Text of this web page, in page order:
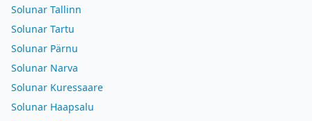
Solunar Tallinn
Solunar Tartu
Solunar Pärnu
Solunar Narva
Solunar Kuressaare
Solunar Haapsalu